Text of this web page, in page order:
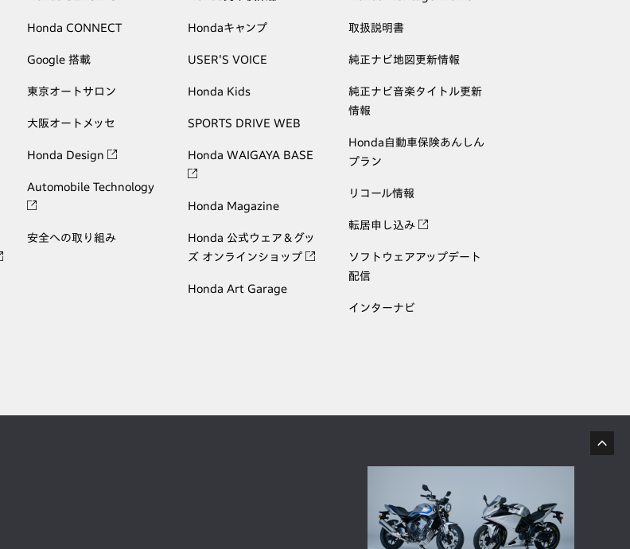
Honda CONNECT
Google 搭載
東京オートサロン
大阪オートメッセ
Honda Design
Automobile Technology
安全への取り組み
Hondaキャンプ
USER'S VOICE
Honda Kids
SPORTS DRIVE WEB
Honda WAIGAYA BASE
Honda Magazine
Honda 公式ウェア＆グッ
ズ オンラインショップ
Honda Art Garage
取扱説明書
純正ナビ地図更新情報
純正ナビ音楽タイトル更新
情報
Honda自動車保険あんしん
プラン
リコール情報
転居申し込み
ソフトウェアアップデート
配信
インターナビ